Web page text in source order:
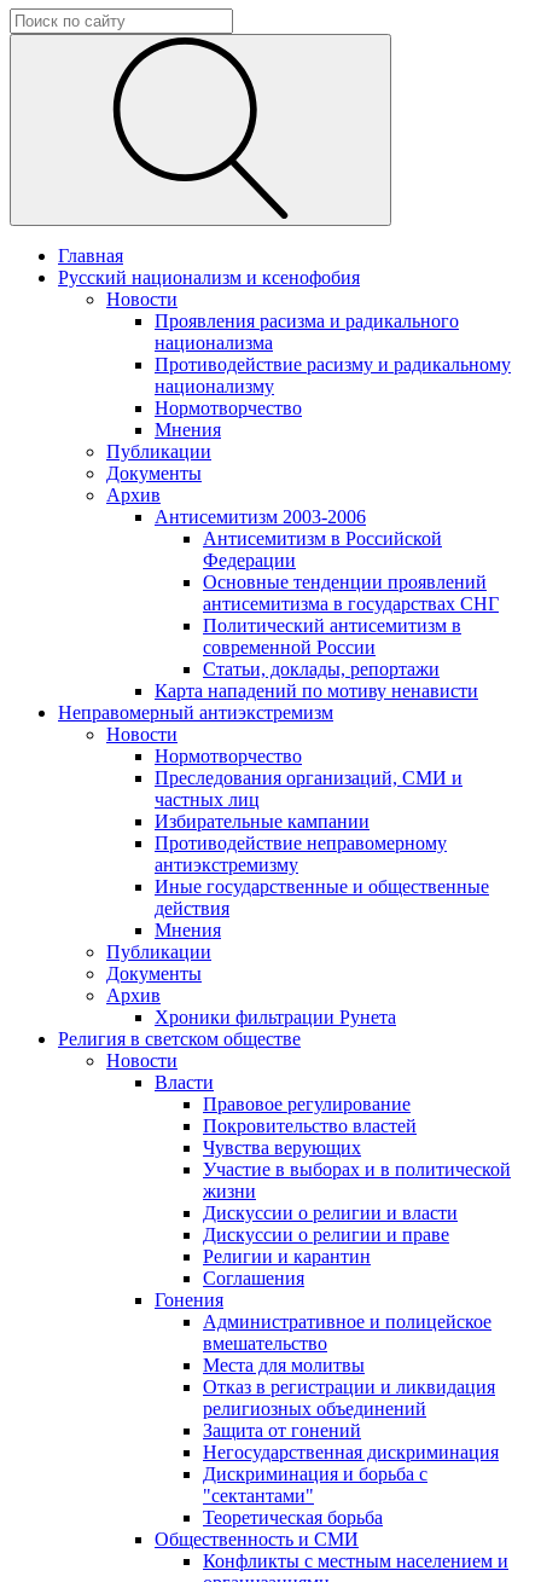
Главная
Русский национализм и ксенофобия
Новости
Проявления расизма и радикального
национализма
Противодействие расизму и радикальному
национализму
Нормотворчество
Мнения
Публикации
Документы
Архив
Антисемитизм 2003-2006
Антисемитизм в Российской
Федерации
Основные тенденции проявлений
антисемитизма в государствах СНГ
Политический антисемитизм в
современной России
Статьи, доклады, репортажи
Карта нападений по мотиву ненависти
Неправомерный антиэкстремизм
Новости
Нормотворчество
Преследования организаций, СМИ и
частных лиц
Избирательные кампании
Противодействие неправомерному
антиэкстремизму
Иные государственные и общественные
действия
Мнения
Публикации
Документы
Архив
Хроники фильтрации Рунета
Религия в светском обществе
Новости
Власти
Правовое регулирование
Покровительство властей
Чувства верующих
Участие в выборах и в политической
жизни
Дискуссии о религии и власти
Дискуссии о религии и праве
Религии и карантин
Соглашения
Гонения
Административное и полицейское
вмешательство
Места для молитвы
Отказ в регистрации и ликвидация
религиозных объединений
Защита от гонений
Негосударственная дискриминация
Дискриминация и борьба с
"сектантами"
Теоретическая борьба
Общественность и СМИ
Конфликты с местным населением и